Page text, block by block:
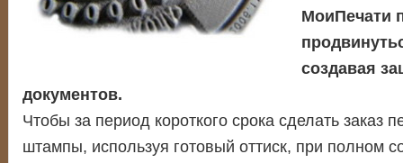
МоиПечати
создавая
документов.
Чтобы за период короткого срока сделать заказ
штампы, используя готовый оттиск, при полном